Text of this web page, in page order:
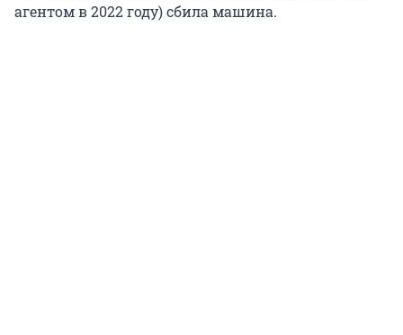
агентом в 2022 году) сбила машина.